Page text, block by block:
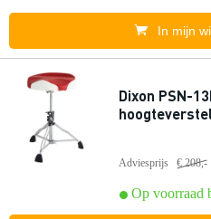
In mijn
Dixon PSN-
Adviesprijs € 208,-
Op voorraad